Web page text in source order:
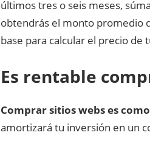
últimos tres o seis meses,
obtendrás el monto promedio
base para calcular el precio de
Es rentable
Comprar sitios webs es
amortizará tu inversión en un